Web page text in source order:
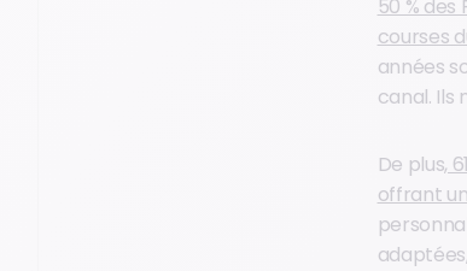
50 %
courses
années
canal. Ils
De plus,
offrant